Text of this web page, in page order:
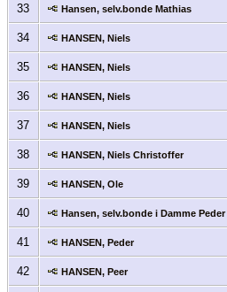
33 Hansen, selv.bonde Mathias
34 HANSEN, Niels
35 HANSEN, Niels
36 HANSEN, Niels
37 HANSEN, Niels
38 HANSEN, Niels Christoffer
39 HANSEN, Ole
40 Hansen, selv.bonde i Damme Peder
41 HANSEN, Peder
42 HANSEN, Peer